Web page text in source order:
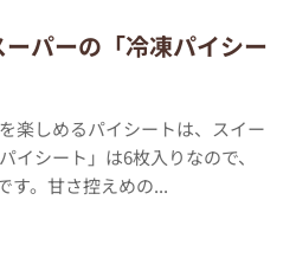
パーの「冷凍パイシー
楽しめるパイシートは、スイー
シート」は6枚入りなので、
す。甘さ控えめの...